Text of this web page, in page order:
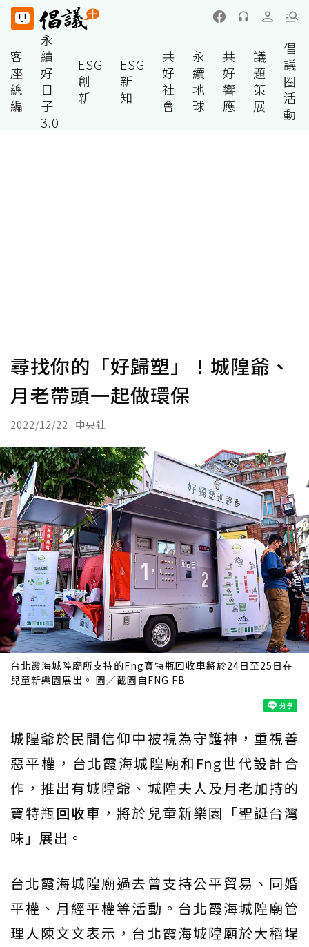
客
座
總
編
永
續
好
日
子
3.0
ESG
創
新
ESG
新
知
共
好
社
會
永
續
地
球
共
好
響
應
議
題
策
展
倡
議
圈
活
動
尋找你的「好歸塑」！城隍爺、
月老帶頭一起做環保
2022/12/22 中央社
台北霞海城隍廟所支持的Fng寶特瓶回收車將於24日至25日在
兒童新樂園展出。 圖／截圖自FNG FB
城隍爺於民間信仰中被視為守護神，重視善
惡平權，台北霞海城隍廟和Fng世代設計合
作，推出有城隍爺、城隍夫人及月老加持的
寶特瓶回收車，將於兒童新樂園「聖誕台灣
味」展出。
台北霞海城隍廟過去曾支持公平貿易、同婚
平權、月經平權等活動。台北霞海城隍廟管
理人陳文文表示，台北霞海城隍廟於大稻埕